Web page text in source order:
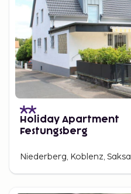
Holiday Apartment
Festungsberg
Niederberg, Koblenz, Saksa